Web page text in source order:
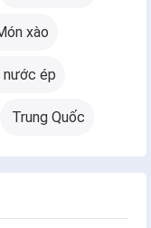
xào
nước ép
Trung Quốc